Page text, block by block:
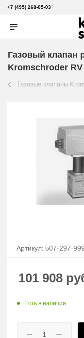
+7 (495) 268-05-03
Газовый клапан
Kromschroder RV
Газовые клапаны
Артикул: 507-297-999
101 908
Есть в наличии